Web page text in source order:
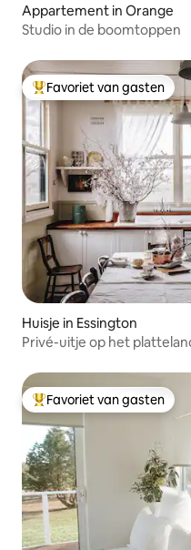
Appartement in Orange
Studio in de boomtoppen
Topfavoriet van gasten
Favoriet van gasten
Huisje in Essington
Privé-uitje op het
Topfavoriet van gasten
Favoriet van gasten